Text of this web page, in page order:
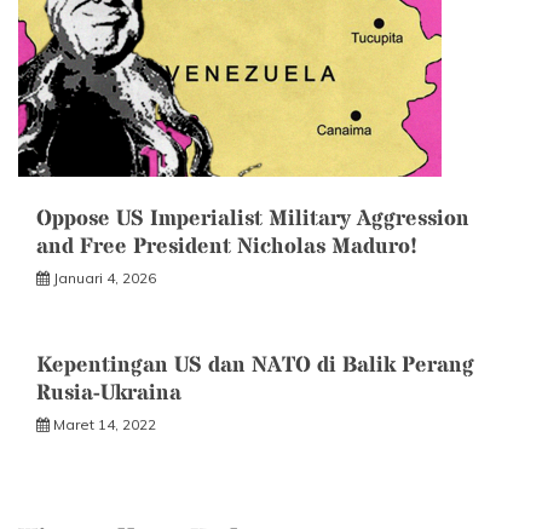
Oppose US Imperialist Military Aggression
and Free President Nicholas Maduro!
Januari 4, 2026
Kepentingan US dan NATO di Balik Perang
Rusia-Ukraina
Maret 14, 2022